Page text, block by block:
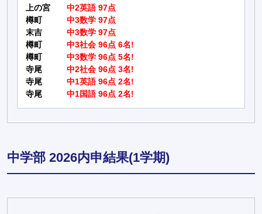
上の宮
中2英語 97点
樽町
中3数学 97点
末吉
中3数学 97点
樽町
中3社会 96点 6名!
樽町
中3数学 96点 5名!
寺尾
中2社会 96点 3名!
寺尾
中1英語 96点 2名!
寺尾
中1国語 96点 2名!
中学部 2026内申結果(1学期)